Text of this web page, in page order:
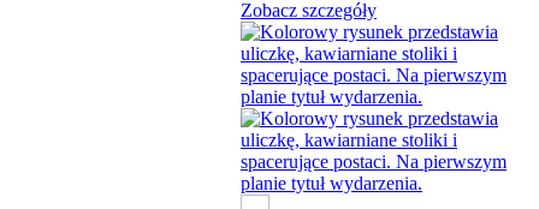
Zobacz szczegóły